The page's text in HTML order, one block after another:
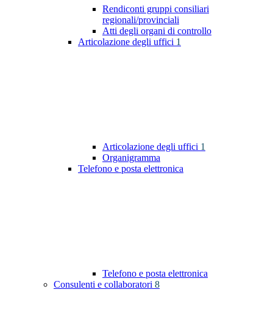
Rendiconti gruppi consiliari
regionali/provinciali
Atti degli organi di controllo
Articolazione degli uffici 1
Articolazione degli uffici 1
Organigramma
Telefono e posta elettronica
Telefono e posta elettronica
Consulenti e collaboratori 8